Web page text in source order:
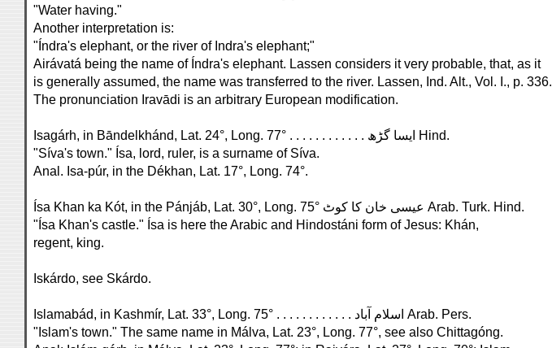
"Water having."
Another interpretation is:
"Índra's elephant, or the river of Indra's elephant;"
Airávatá being the name of Índra's elephant. Lassen considers it very probable, that, as it
is generally assumed, the name was transferred to the river. Lassen, Ind. Alt., Vol. I., p. 336.
The pronunciation Iravādi is an arbitrary European modification.
Isagárh, in Bāndelkhánd, Lat. 24°, Long. 77° . . . . . . . . . . . . ایسا گڑھ Hind.
"Síva's town." Ísa, lord, ruler, is a surname of Síva.
Anal. Isa-púr, in the Dékhan, Lat. 17°, Long. 74°.
Ísa Khan ka Kót, in the Pánjáb, Lat. 30°, Long. 75° عیسی خان کا کوٹ Arab. Turk. Hind.
"Ísa Khan's castle." Ísa is here the Arabic and Hindostáni form of Jesus: Khán,
regent, king.
Iskárdo, see Skárdo.
Islamabád, in Kashmír, Lat. 33°, Long. 75° . . . . . . . . . . . . اسلام آباد Arab. Pers.
"Islam's town." The same name in Málva, Lat. 23°, Long. 77°, see also Chittagóng.